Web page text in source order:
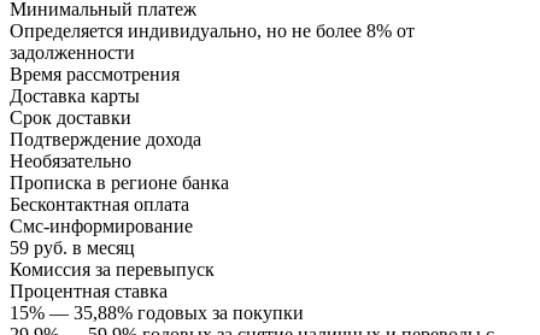
Минимальный платеж
Определяется индивидуально, но не более 8% от
задолженности
Время рассмотрения
Доставка карты
Срок доставки
Подтверждение дохода
Необязательно
Прописка в регионе банка
Бесконтактная оплата
Смс-информирование
59 руб. в месяц
Комиссия за перевыпуск
Процентная ставка
15% — 35,88% годовых за покупки